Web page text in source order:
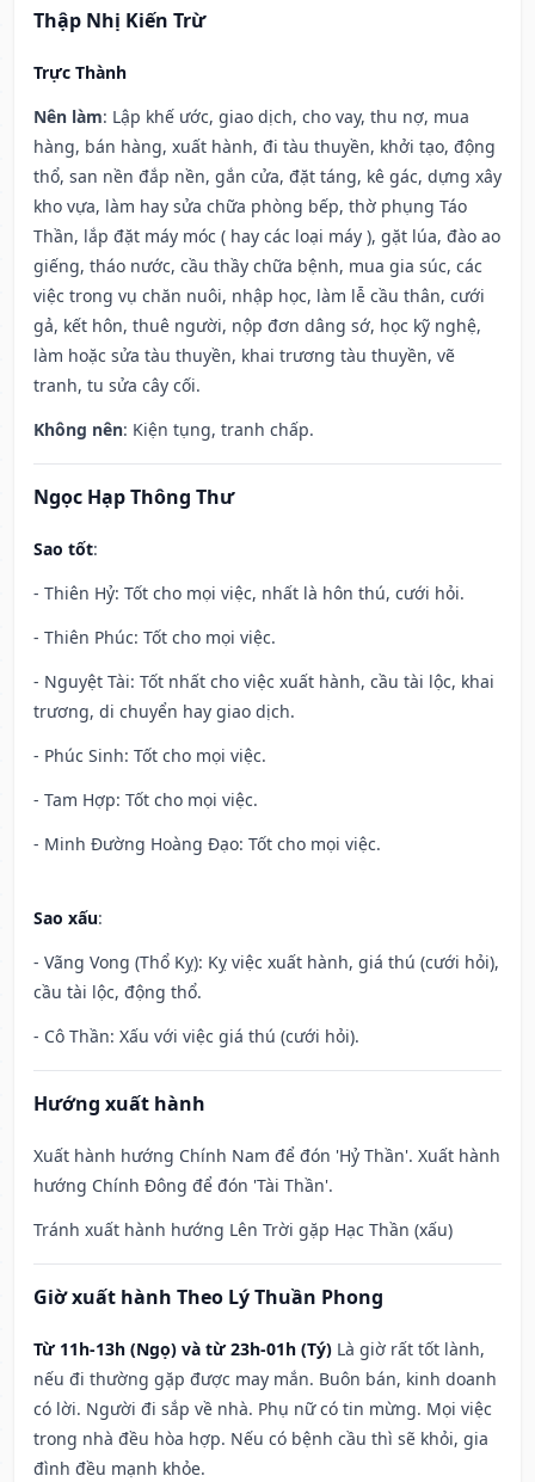
Thập Nhị Kiến Trừ
Trực Thành
Nên làm: Lập khế ước, giao dịch, cho vay, thu nợ, mua
hàng, bán hàng, xuất hành, đi tàu thuyền, khởi tạo, động
thổ, san nền đắp nền, gắn cửa, đặt táng, kê gác, dựng xây
kho vựa, làm hay sửa chữa phòng bếp, thờ phụng Táo
Thần, lắp đặt máy móc ( hay các loại máy ), gặt lúa, đào ao
giếng, tháo nước, cầu thầy chữa bệnh, mua gia súc, các
việc trong vụ chăn nuôi, nhập học, làm lễ cầu thân, cưới
gả, kết hôn, thuê người, nộp đơn dâng sớ, học kỹ nghệ,
làm hoặc sửa tàu thuyền, khai trương tàu thuyền, vẽ
tranh, tu sửa cây cối.
Không nên: Kiện tụng, tranh chấp.
Ngọc Hạp Thông Thư
Sao tốt:
- Thiên Hỷ: Tốt cho mọi việc, nhất là hôn thú, cưới hỏi.
- Thiên Phúc: Tốt cho mọi việc.
- Nguyệt Tài: Tốt nhất cho việc xuất hành, cầu tài lộc, khai
trương, di chuyển hay giao dịch.
- Phúc Sinh: Tốt cho mọi việc.
- Tam Hợp: Tốt cho mọi việc.
- Minh Đường Hoàng Đạo: Tốt cho mọi việc.
Sao xấu:
- Vãng Vong (Thổ Kỵ): Kỵ việc xuất hành, giá thú (cưới hỏi),
cầu tài lộc, động thổ.
- Cô Thần: Xấu với việc giá thú (cưới hỏi).
Hướng xuất hành
Xuất hành hướng Chính Nam để đón 'Hỷ Thần'. Xuất hành
hướng Chính Đông để đón 'Tài Thần'.
Tránh xuất hành hướng Lên Trời gặp Hạc Thần (xấu)
Giờ xuất hành Theo Lý Thuần Phong
Từ 11h-13h (Ngọ) và từ 23h-01h (Tý) Là giờ rất tốt lành,
nếu đi thường gặp được may mắn. Buôn bán, kinh doanh
có lời. Người đi sắp về nhà. Phụ nữ có tin mừng. Mọi việc
trong nhà đều hòa hợp. Nếu có bệnh cầu thì sẽ khỏi, gia
đình đều mạnh khỏe.